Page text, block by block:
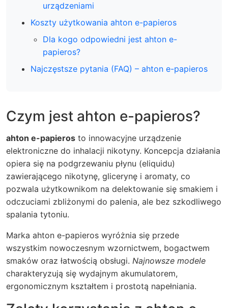
urządzeniami
Koszty użytkowania ahton e-papieros
Dla kogo odpowiedni jest ahton e-
papieros?
Najczęstsze pytania (FAQ) – ahton e-papieros
Czym jest ahton e-papieros?
ahton e-papieros to innowacyjne urządzenie
elektroniczne do inhalacji nikotyny. Koncepcja działania
opiera się na podgrzewaniu płynu (eliquidu)
zawierającego nikotynę, glicerynę i aromaty, co
pozwala użytkownikom na delektowanie się smakiem i
odczuciami zbliżonymi do palenia, ale bez szkodliwego
spalania tytoniu.
Marka ahton e-papieros wyróżnia się przede
wszystkim nowoczesnym wzornictwem, bogactwem
smaków oraz łatwością obsługi. Najnowsze modele
charakteryzują się wydajnym akumulatorem,
ergonomicznym kształtem i prostotą napełniania.